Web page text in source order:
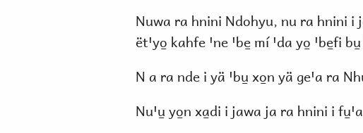
Nuwa ra hnini Ndohyu, nu ra hnini i
ëtꞌyo̱ kahfe ꞌne ꞌbe̱ mí ꞌda yo̱ ꞌbe̱fi
N a ra nde i yä ꞌbu̱ xo̱n yä geꞌa ra
Nuꞌu̱ yo̱n xa̱di i jawa ja ra hnini i